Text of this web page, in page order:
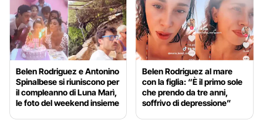
Belen Rodriguez e Antonino
Spinalbese si riuniscono per
il compleanno di Luna Marì,
le foto del weekend insieme
Belen Rodriguez al mare
con la figlia: “È il primo sole
che prendo da tre anni,
soffrivo di depressione”